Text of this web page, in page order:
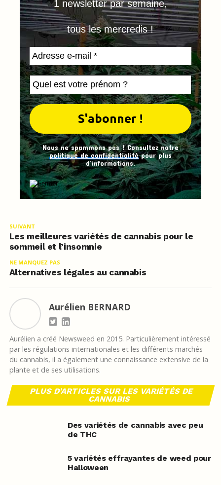
1 newsletter par semaine,
tous les mercredis !
Nous ne spammons pas ! Consultez notre
politique de confidentialitépour plus
d’informations.
SUIVANT
Les meilleures variétés de cannabis pour le
sommeil et l’insomnie
NE MANQUEZ PAS
Alternatives légales au cannabis
Aurélien BERNARD
Aurélien a créé Newsweed en 2015. Particulièrement intéressé
par les régulations internationales et les différents marchés
du cannabis, il a également une connaissance extensive de la
plante et de ses utilisations.
PLUS D'ARTICLES SUR LES VARIÉTÉS DE
CANNABIS
Des variétés de cannabis avec peu
de THC
5 variétés effrayantes de weed pour
Halloween